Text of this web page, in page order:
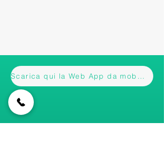
Scarica qui la Web App da mobile